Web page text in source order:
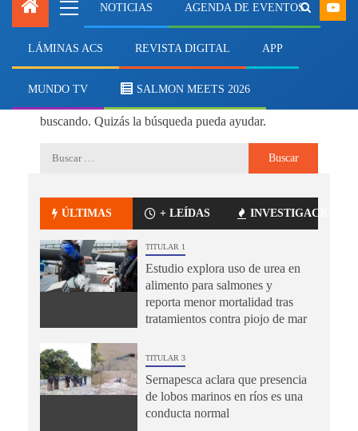
NOTICIAS AGENDA DE EVENTOS
LÁMINAS ACS REVISTA DIGITAL APP
MUNDO TV SALMON MEETS 2026
No se ha encontrado nada
buscando. Quizás la búsqueda pueda ayudar.
ÚLTIMAS + LEÍDAS INVESTIGACIÓN
TITULAR 1
Estudio explora uso de urea en
alimento para salmones y
reporta menor mortalidad tras
tratamientos contra piojo de mar
TITULAR 3
Sernapesca aclara que presencia
de lobos marinos en ríos es una
conducta normal